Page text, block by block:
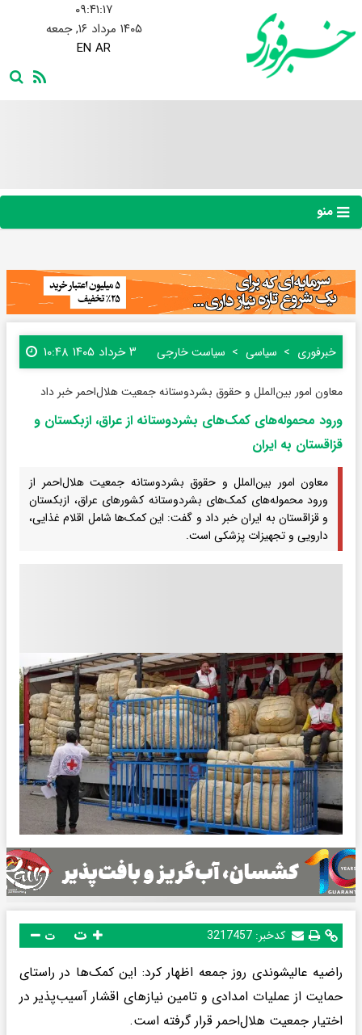
۰۹:۴۱:۱۸
۱۴۰۵ مرداد ۱۶, جمعه
EN AR
منو
خبرفوری سیاسی سیاست خارجی ۳ خرداد ۱۴۰۵ ۱۰:۴۸
معاون امور بین‌الملل و حقوق بشردوستانه جمعیت هلال‌احمر خبر داد
ورود محموله‌های کمک‌های بشردوستانه از عراق، ازبکستان و
قزاقستان به ایران
معاون امور بین‌الملل و حقوق بشردوستانه جمعیت هلال‌احمر از
ورود محموله‌های کمک‌های بشردوستانه کشورهای عراق، ازبکستان
و قزاقستان به ایران خبر داد و گفت: این کمک‌ها شامل اقلام غذایی،
دارویی و تجهیزات پزشکی است.
کدخبر: 3217457 ت
راضیه عالیشوندی روز جمعه اظهار کرد: این کمک‌ها در راستای
حمایت از عملیات امدادی و تامین نیازهای اقشار آسیب‌پذیر در
اختیار جمعیت هلال‌احمر قرار گرفته است.